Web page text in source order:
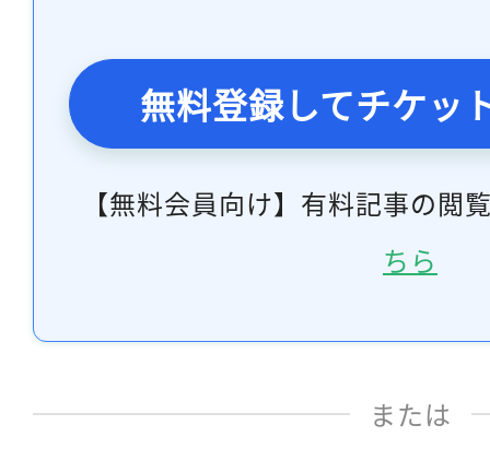
無料登録してチケッ
【無料会員向け】有料記事の閲
ちら
または